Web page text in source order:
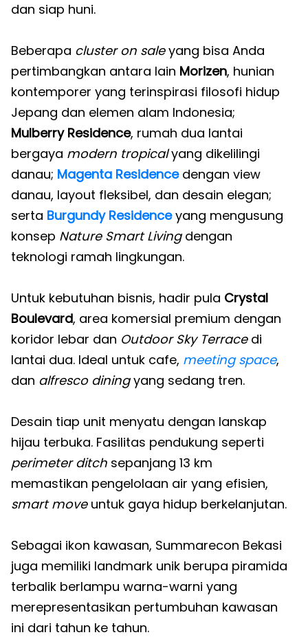
dan siap huni.
Beberapa cluster on saleyang bisa Anda
pertimbangkan antara lain Morizen, hunian
kontemporer yang terinspirasi filosofi hidup
Jepang dan elemen alam Indonesia;
Mulberry Residence, rumah dua lantai
bergaya modern tropicalyang dikelilingi
danau; Magenta Residencedengan view
danau, layout fleksibel, dan desain elegan;
serta Burgundy Residenceyang mengusung
konsep Nature Smart Livingdengan
teknologi ramah lingkungan.
Untuk kebutuhan bisnis, hadir pula Crystal
Boulevard, area komersial premium dengan
koridor lebar dan Outdoor Sky Terracedi
lantai dua. Ideal untuk cafe, meeting space,
dan alfresco diningyang sedang tren.
Desain tiap unit menyatu dengan lanskap
hijau terbuka. Fasilitas pendukung seperti
perimeter ditch sepanjang 13 km
memastikan pengelolaan air yang efisien,
smart moveuntuk gaya hidup berkelanjutan.
Sebagai ikon kawasan, Summarecon Bekasi
juga memiliki landmark unik berupa piramida
terbalik berlampu warna-warni yang
merepresentasikan pertumbuhan kawasan
ini dari tahun ke tahun.